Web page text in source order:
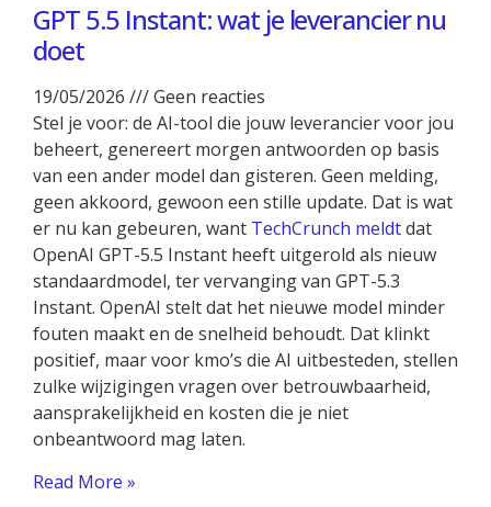
GPT 5.5 Instant: wat je leverancier nu
doet
19/05/2026
Geen reacties
Stel je voor: de AI-tool die jouw leverancier voor jou
beheert, genereert morgen antwoorden op basis
van een ander model dan gisteren. Geen melding,
geen akkoord, gewoon een stille update. Dat is wat
er nu kan gebeuren, want TechCrunch meldtdat
OpenAI GPT-5.5 Instant heeft uitgerold als nieuw
standaardmodel, ter vervanging van GPT-5.3
Instant. OpenAI stelt dat het nieuwe model minder
fouten maakt en de snelheid behoudt. Dat klinkt
positief, maar voor kmo’s die AI uitbesteden, stellen
zulke wijzigingen vragen over betrouwbaarheid,
aansprakelijkheid en kosten die je niet
onbeantwoord mag laten.
Read More »